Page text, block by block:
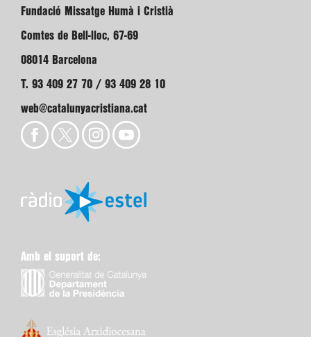
Fundació Missatge Humà i Cristià
Comtes de Bell-lloc, 67-69
08014 Barcelona
T. 93 409 27 70 / 93 409 28 10
web@catalunyacristiana.cat
Amb el suport de: